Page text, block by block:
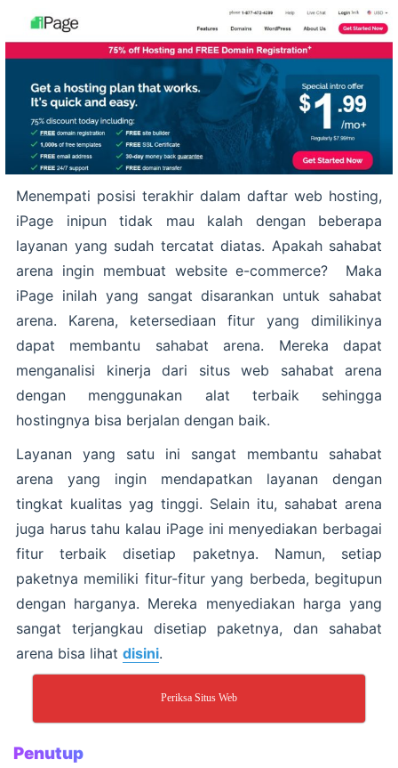
Menempati posisi terakhir dalam daftar web hosting,
iPage inipun tidak mau kalah dengan beberapa
layanan yang sudah tercatat diatas. Apakah sahabat
arena ingin membuat website e-commerce? Maka
iPage inilah yang sangat disarankan untuk sahabat
arena. Karena, ketersediaan fitur yang dimilikinya
dapat membantu sahabat arena. Mereka dapat
menganalisi kinerja dari situs web sahabat arena
dengan menggunakan alat terbaik sehingga
hostingnya bisa berjalan dengan baik.
Layanan yang satu ini sangat membantu sahabat
arena yang ingin mendapatkan layanan dengan
tingkat kualitas yag tinggi. Selain itu, sahabat arena
juga harus tahu kalau iPage ini menyediakan berbagai
fitur terbaik disetiap paketnya. Namun, setiap
paketnya memiliki fitur-fitur yang berbeda, begitupun
dengan harganya. Mereka menyediakan harga yang
sangat terjangkau disetiap paketnya, dan sahabat
arena bisa lihat disini.
Periksa Situs Web
Penutup